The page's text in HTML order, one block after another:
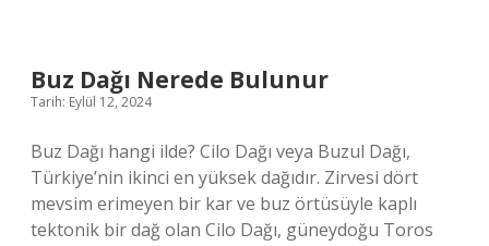
Buz Dağı Nerede Bulunur
Tarih: Eylül 12, 2024
Buz Dağı hangi ilde? Cilo Dağı veya Buzul Dağı,
Türkiye’nin ikinci en yüksek dağıdır. Zirvesi dört
mevsim erimeyen bir kar ve buz örtüsüyle kaplı
tektonik bir dağ olan Cilo Dağı, güneydoğu Toros